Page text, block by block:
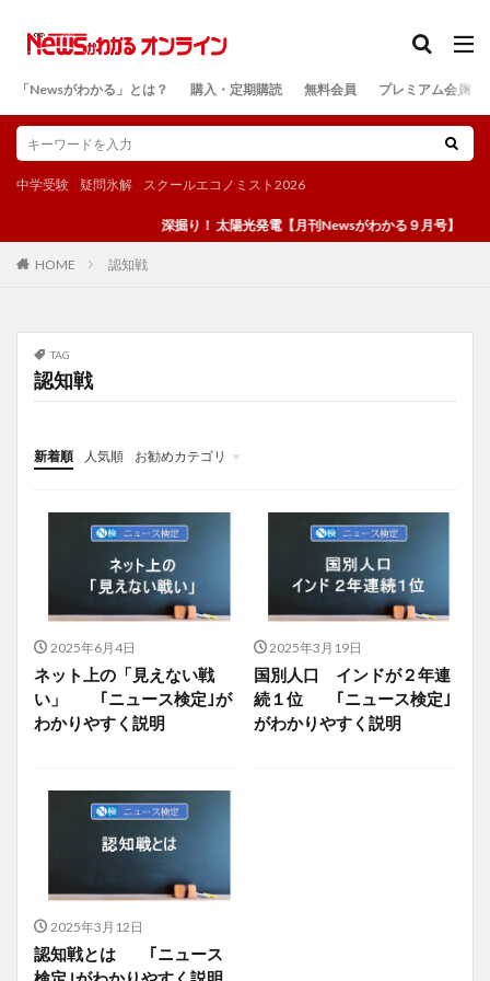
「Newsがわかる」とは？ 購入・定期購読 無料会員 プレミアム会員
中学受験 疑問氷解 スクールエコノミスト2026
深掘り！ 太陽光発電【月刊Newsがわかる９月号】
HOME 認知戦
TAG
認知戦
新着順 人気順
お勧めカテゴリ
投稿
学び
マンガ
電子書籍
2025年6月4日
ネット上の「見えない戦
い」 ｢ニュース検定｣が
わかりやすく説明
2025年3月19日
国別人口 インドが２年連
続１位 ｢ニュース検定｣
がわかりやすく説明
2025年3月12日
認知戦とは ｢ニュース
検索